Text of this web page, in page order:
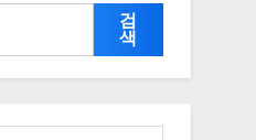
검
색